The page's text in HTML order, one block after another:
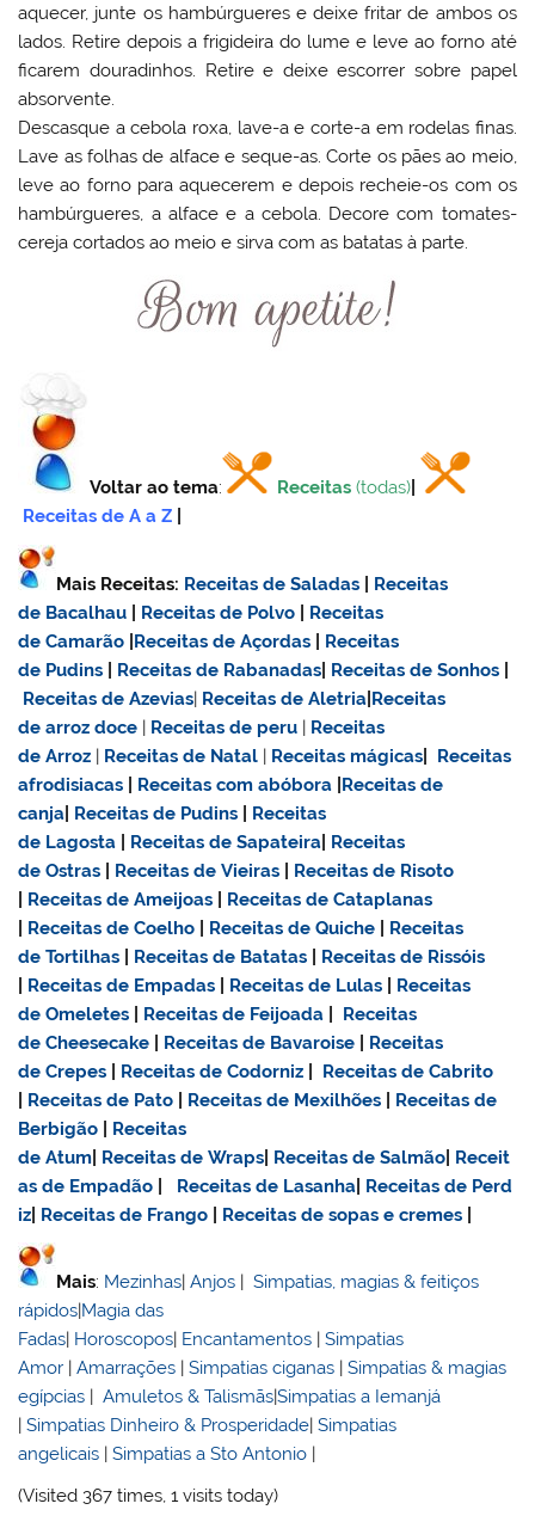
aquecer, junte os hambúrgueres e deixe fritar de ambos os
lados. Retire depois a frigideira do lume e leve ao forno até
ficarem douradinhos. Retire e deixe escorrer sobre papel
absorvente.
Descasque a cebola roxa, lave-a e corte-a em rodelas finas.
Lave as folhas de alface e seque-as. Corte os pães ao meio,
leve ao forno para aquecerem e depois recheie-os com os
hambúrgueres, a alface e a cebola. Decore com tomates-
cereja cortados ao meio e sirva com as batatas à parte.
Voltar ao tema: Receitas (todas)
Receitas de A a Z
Mais Receitas: Receitas de Saladas
Receitas
de Bacalhau
Receitas de Polvo
Receitas
de Camarão Receitas de Açordas
Receitas
de Pudins
Receitas de Rabanadas Receitas de Sonhos
Receitas de Azevias| Receitas de Aletria Receitas
dearroz doce | Receitas de peru | Receitas
de Arroz | Receitas de Natal | Receitas mágicas
Receitas
afrodisiacas
Receitas com abóbora Receitas de
canja Receitas de Pudins
Receitas
de Lagosta
Receitas de Sapateira Receitas
de Ostras
Receitas de Vieiras
Receitas de Risoto
Receitas de Ameijoas
Receitas de Cataplanas
Receitas de Coelho Receitas de Quiche
Receitas
de Tortilhas
Receitas de Batatas
Receitas de Rissóis
Receitas de Empadas Receitas de Lulas
Receitas
de Omeletes
Receitas de Feijoada
Receitas
de Cheesecake
Receitas de Bavaroise
Receitas
de Crepes
Receitas de Codorniz
Receitas de Cabrito
Receitas de Pato Receitas de Mexilhões
Receitas de
Berbigão
Receitas
de Atum Receitas de Wraps Receitas de Salmão Receit
as de Empadão
Receitas de Lasanha Receitas de Perd
iz Receitas de Frango Receitas de sopas e cremes
Mais: Mezinhas|Anjos |Simpatias, magias & feitiços
rápidos|Magia das
Fadas| Horoscopos| Encantamentos |Simpatias
Amor |Amarrações |Simpatias ciganas |Simpatias & magias
egípcias |Amuletos & Talismãs|Simpatias a Iemanjá
|Simpatias Dinheiro & Prosperidade|Simpatias
angelicais |Simpatias a Sto Antonio |
(Visited 367 times, 1 visits today)